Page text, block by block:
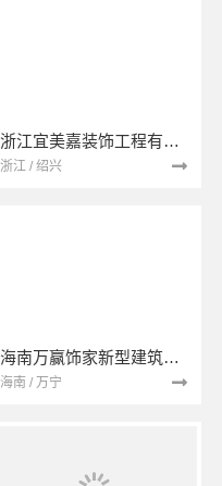
浙江宜美嘉装饰工程有限公司
浙江 / 绍兴
海南万赢饰家新型建筑材料有限公司
海南 / 万宁